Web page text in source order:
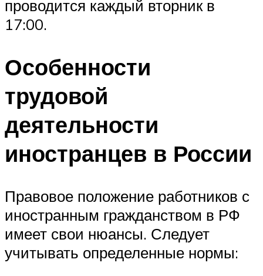
проводится каждый вторник в
17:00.
Особенности
трудовой
деятельности
иностранцев в России
Правовое положение работников с
иностранным гражданством в РФ
имеет свои нюансы. Следует
учитывать определенные нормы: